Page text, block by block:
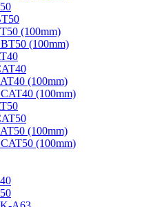
(100mm)
(100mm)
(100mm)
(100mm)
(100mm)
(100mm)